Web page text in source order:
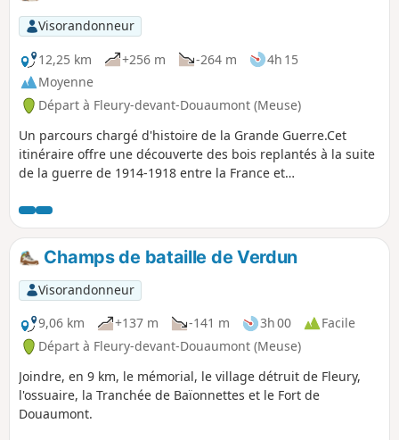
Visorandonneur
12,25 km
+256 m -264 m
4h 15
Moyenne
Départ à Fleury-devant-Douaumont (Meuse)
Un parcours chargé d'histoire de la Grande Guerre.Cet
itinéraire offre une découverte des bois replantés à la suite
de la guerre de 1914-1918 entre la France et
bâtiments comme l'Ossuaire de Douaumont, le Fort de
Douaumont sont à découvrir.
Champs de bataille de Verdun
Visorandonneur
9,06 km
+137 m -141 m 3h 00
Facile
Départ à Fleury-devant-Douaumont (Meuse)
Joindre, en 9 km, le mémorial, le village détruit de Fleury,
l'ossuaire, la Tranchée de Baïonnettes et le Fort de
Douaumont.